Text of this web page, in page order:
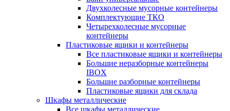
Двухколесные мусорные контейнеры
Комплектующие ТКО
Четырехколесные мусорные
контейнеры
Пластиковые ящики и контейнеры
Все пластиковые ящики и контейнеры
Большие неразборные контейнеры
IBOX
Большие разборные контейнеры
Пластиковые ящики для склада
Шкафы металлические
Все шкафы металлические